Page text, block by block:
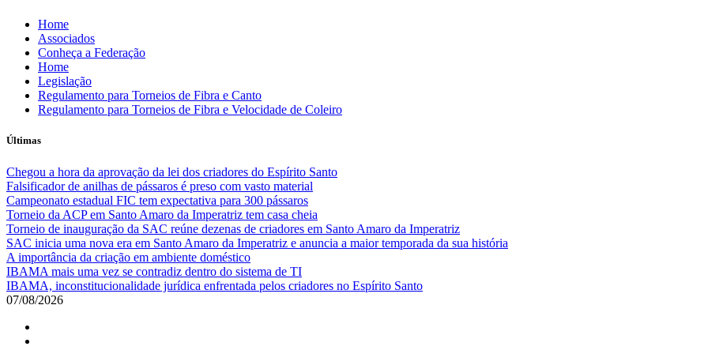
Skip
content
Home
Associados
Conheça a Federação
Home
Legislação
Regulamento para Torneios de Fibra e Canto
Regulamento para Torneios de Fibra e Velocidade de Coleiro
Últimas
Chegou a hora da aprovação da lei dos criadores do Espírito Santo
Falsificador de anilhas de pássaros é preso com vasto material
Campeonato estadual FIC tem expectativa para 300 pássaros
Torneio da ACP em Santo Amaro da Imperatriz tem casa cheia
Torneio de inauguração da SAC reúne dezenas de criadores em Santo Amaro da Imperatriz
SAC inicia uma nova era em Santo Amaro da Imperatriz e anuncia a maior temporada da sua história
A importância da criação em ambiente doméstico
IBAMA mais uma vez se contradiz dentro do sistema de TI
IBAMA, inconstitucionalidade jurídica enfrentada pelos criadores no Espírito Santo
07/08/2026